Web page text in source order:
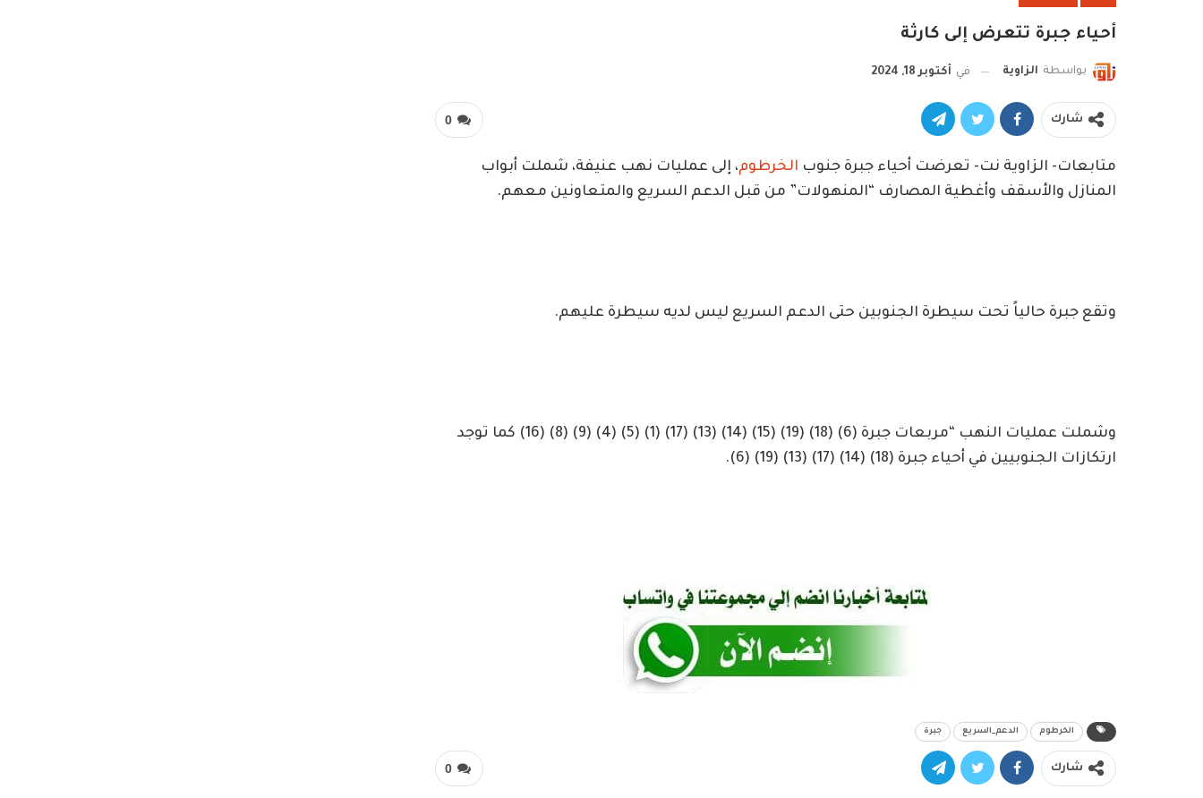
أحياء جبرة تتعرض إلى كارثة
بواسطة الزاوية في أكتوبر 18, 2024
0 شارك
متابعات- الزاوية نت- تعرضت أحياء جبرة جنوب الخرطوم، إلى عمليات نهب عنيفة، شملت أبواب
المنازل والأسقف وأغطية المصارف “المنهولات” من قبل الدعم السريع والمتعاونين معهم.
وتقع جبرة حالياً تحت سيطرة الجنوبين حتى الدعم السريع ليس لديه سيطرة عليهم.
وشملت عمليات النهب “مربعات جبرة (6) (18) (19) (15) (14) (13) (17) (1) (5) (4) (9) (8) (16) كما توجد
ارتكازات الجنوبيين في أحياء جبرة (18) (14) (17) (13) (19) (6).
الخرطوم الدعم_السريع جبرة
0 شارك